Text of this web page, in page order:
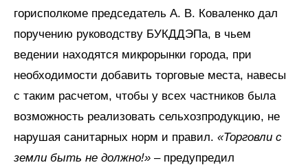
горисполкоме председатель А. В. Коваленко дал
поручению руководству БУКДДЭПа, в чьем
ведении находятся микрорынки города, при
необходимости добавить торговые места, навесы
с таким расчетом, чтобы у всех частников была
возможность реализовать сельхозпродукцию, не
нарушая санитарных норм и правил. «Торговли с
земли быть не должно!» – предупредил